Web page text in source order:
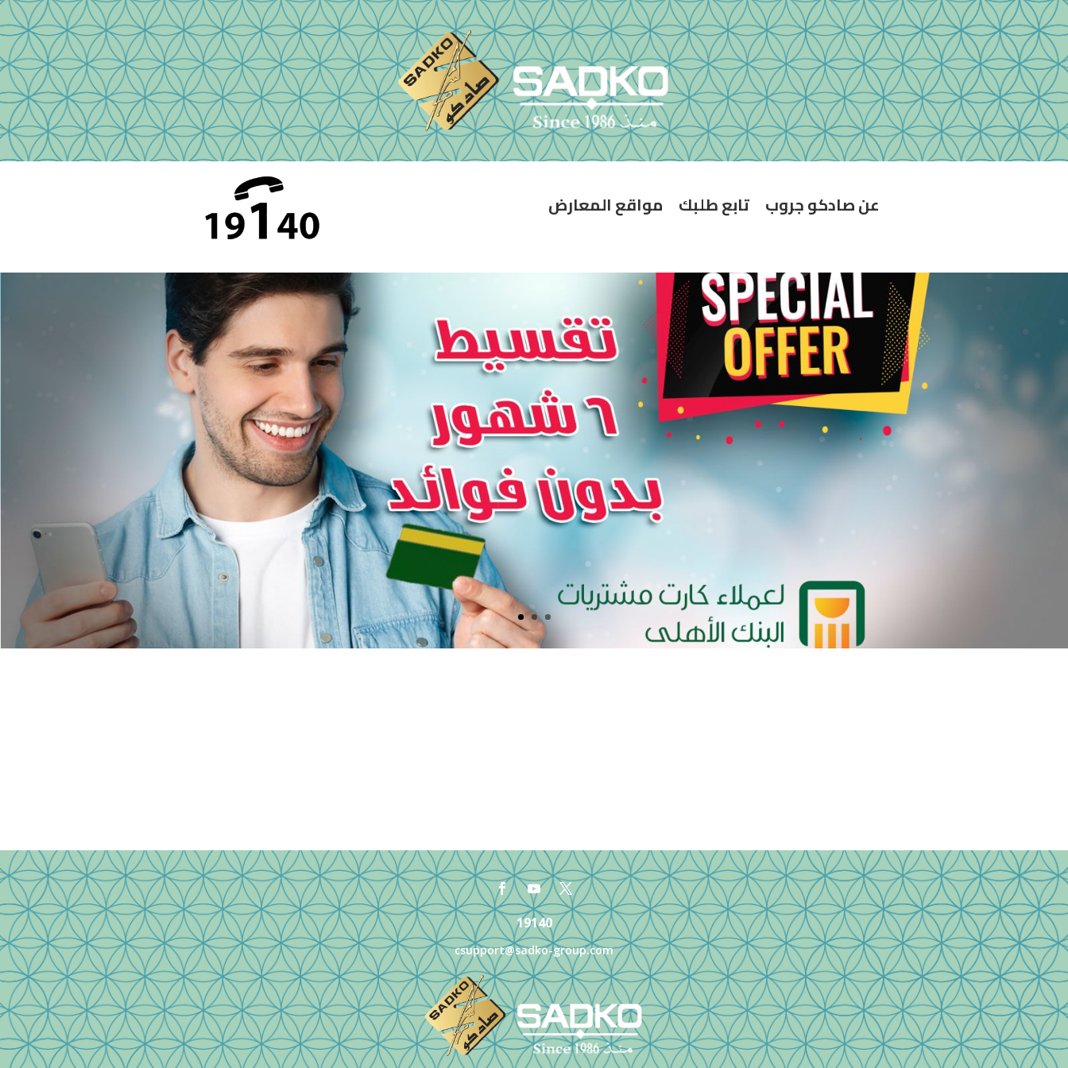
عن صادكو جروب تابع طلبك مواقع المعارض
19140
csupport@sadko-group.com